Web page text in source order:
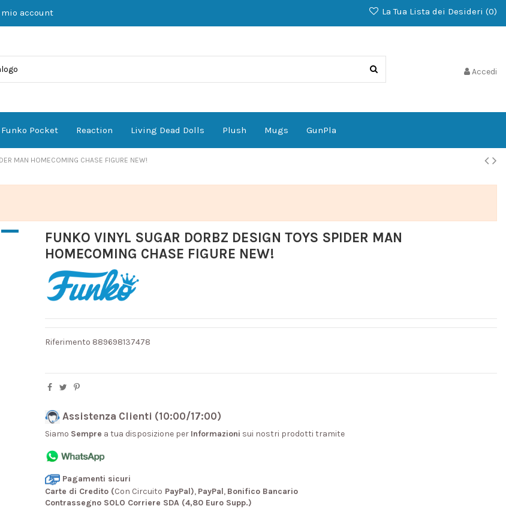
account La Tua Lista dei Desideri (0)
Accedi
Funko Pocket Reaction Living Dead Dolls Plush Mugs GunPla
MAN HOMECOMING CHASE FIGURE NEW!
FUNKO VINYL SUGAR DORBZ DESIGN TOYS SPIDER MAN
HOMECOMING CHASE FIGURE NEW!
Riferimento 889698137478
Assistenza Clienti (10:00/17:00)
Siamo Sempre a tua disposizione per Informazioni sui nostri prodotti tramite
Pagamenti sicuri
Carte di Credito (Con Circuito PayPal), PayPal, Bonifico Bancario
Contrassegno SOLO Corriere SDA (4,80 Euro Supp.)